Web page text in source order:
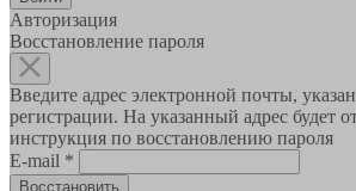
Авторизация
Восстановление пароля
Введите адрес электронной почты,
регистрации. На указанный адрес будет
инструкция по восстановлению пароля
E-mail *